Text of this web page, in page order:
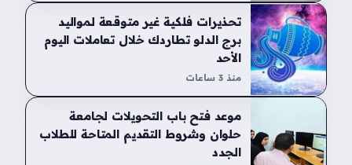
تحذيرات فلكية غير متوقعة لمواليد
برج الدلو تطاردك خلال تعاملات اليوم
الأحد
منذ 3 ساعات
موعد فتح باب التحويلات لجامعة
حلوان وشروط التقديم المتاحة للطلاب
الجدد